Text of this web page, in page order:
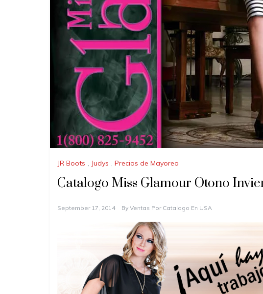
JR Boots , Judys , Precios de Mayoreo
Catalogo Miss Glamour Otono
September 17, 2014 By Ventas Por Catalogo En USA